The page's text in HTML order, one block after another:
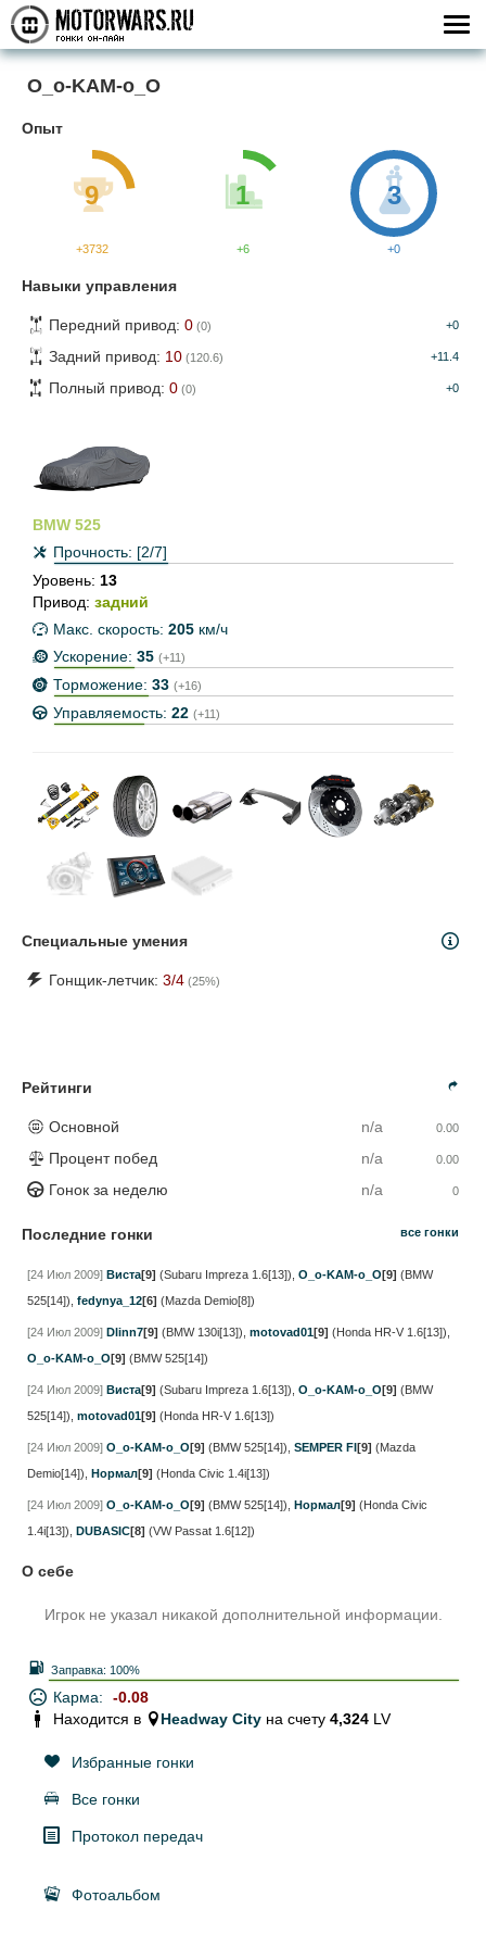
O_o-KAM-o_O
Опыт
9
+3732
1
+6
3
+0
Навыки управления
Передний привод: 0 (0) +0
Задний привод: 10 (120.6) +11.4
Полный привод: 0 (0) +0
BMW 525
Прочность: [2/7]
Уровень: 13
Привод: задний
Макс. скорость: 205 км/ч
Ускорение: 35 (+11)
Торможение: 33 (+16)
Управляемость: 22 (+11)
Специальные умения
Гонщик-летчик: 3/4 (25%)
Рейтинги
Основной n/a 0.00
Процент побед n/a 0.00
Гонок за неделю n/a 0
Последние гонки все гонки
[24 Июл 2009] Виста[9] (Subaru Impreza 1.6[13]), O_o-KAM-o_O [9] (BMW
525[14]), fedynya_12[6] (Mazda Demio[8])
[24 Июл 2009] Dlinn7[9] (BMW 130i[13]), motovad01[9] (Honda HR-V 1.6[13]),
O_o-KAM-o_O [9] (BMW 525[14])
[24 Июл 2009] Виста[9] (Subaru Impreza 1.6[13]), O_o-KAM-o_O [9] (BMW
525[14]), motovad01[9] (Honda HR-V 1.6[13])
[24 Июл 2009] O_o-KAM-o_O [9] (BMW 525[14]), SEMPER FI [9] (Mazda
Demio[14]), Нормал[9] (Honda Civic 1.4i[13])
[24 Июл 2009] O_o-KAM-o_O [9] (BMW 525[14]), Нормал[9] (Honda Civic
1.4i[13]), DUBASIC[8] (VW Passat 1.6[12])
О себе
Игрок не указал никакой дополнительной информации.
Заправка: 100%
Карма:
-0.08
Находится в
Headway City на счету 4,324 LV
Избранные гонки
Все гонки
Протокол передач
Фотоальбом